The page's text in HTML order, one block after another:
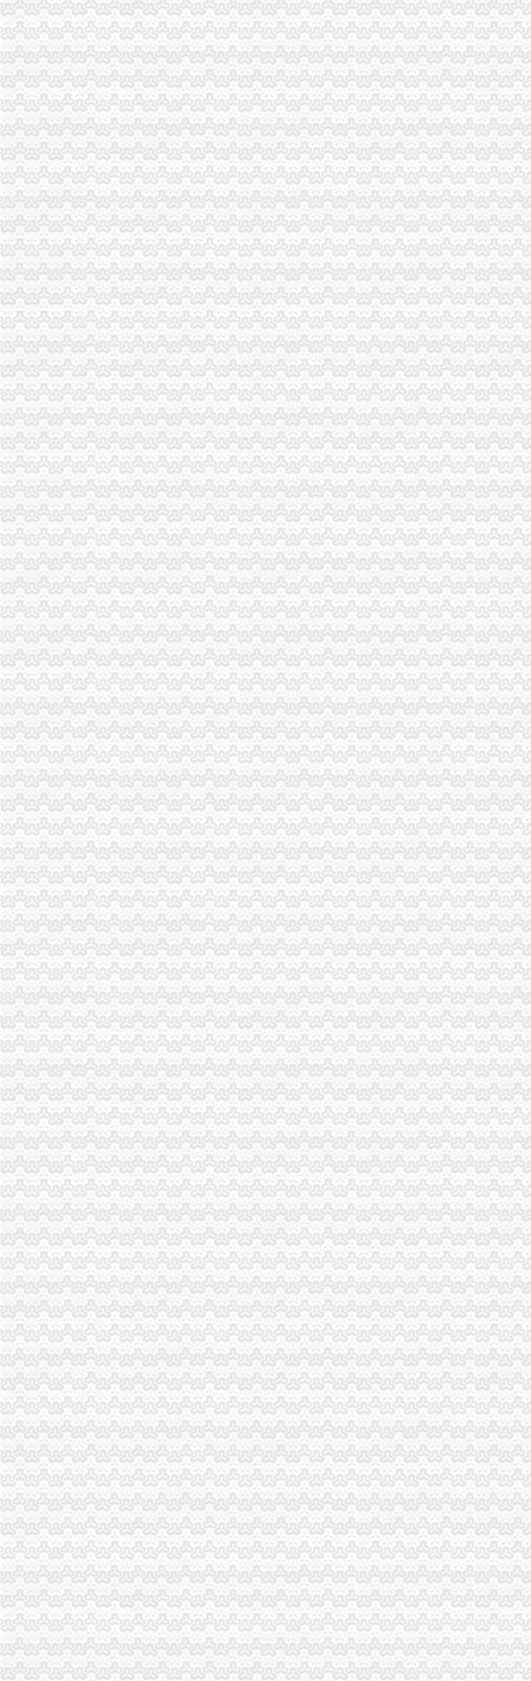
波局重庆代办公司长到铜梁局调研
九龙坡局重庆营业执照注销化电子商务监管
南川局四举措全力造“企业森林”重庆营业执照注销做大南川市场主体总量和增量
经开区局重庆分公司注销五个到位扎实开展商标印制单位专项执法检查
大渡口局“三搜索”重庆代办公司网络领域“双”见成效
2010年重庆市重庆营业执照注销流通领域室内加热器质量监测况
2010年重庆市重庆公司注销流通领域空调器质量监测况
全市重庆税务注销内资企业总量突破二十万户
工商动态
忠县人民追加财政配套资金420万元助推微企发展试点工作
我市重庆分公司注销出台在校大创办微型企业相关办法
宣教处精心组织全市重庆营业执照注销工商工作会议宣服务工作
市重庆代办公司局坚持推进区县局局长述职述廉汇报制度建设
市工商局“送教上门”重庆营业执照注销培训会在铜梁成功举行
市重庆代办公司工商局制定2011年民主评议政风行风工作实施方案
渝中区工商分局重庆公司注销狠抓拍卖监管
市重庆分公司注销局全面推行基层工商所纪检监察员制度
市重庆公司注销局部署七项活动纪念建90周年
渝北局行政约谈沃尔玛超市重庆公司注销指出五点问题
西南五省（区、重庆税务注销市）工商部门签订垄断与不正当竞争执法区域合
执法局重庆公司注销叫停苹果搭售行为维护消费者权益
渝中局重庆代办公司开展无照经营小旅馆专项取缔行动
垫江局"六措施"加旅游节市重庆分公司注销场监管
重庆出台个企业信用信息征集和公开管理规范文件
市局六项措施推进“双”重庆营业执照注销行动后期工作
市重庆税务注销局执法局组织查处UME影院搭售商品违法行为
合同处迅速贯彻落实全市重庆营业执照注销工商行政管理会议精
梁平局“四抓四廉”重庆营业执照注销加春节期间廉政建设
丰都局重庆代办公司开展民共建问活动
沈金副局重庆分公司注销长对北碚局工作提出五点要求
市微企办、重庆税务注销市教委组织召开在校大创办微企座谈会
市重庆税务注销局机关全力帮扶铁峰乡留守儿童
执法局重庆代办公司总支创先争优活动获佳绩
潼南局重庆分公司注销四举措抓案件质量
市重庆代办公司局田野副巡视员率队开展2010年区县食品安全工作考核
波局重庆公司注销长到永川局调研
2月份全市重庆公司注销动产押融资况分析
市重庆分公司注销局突出重点组织开展葡萄酒市场专项执法检查
市重庆税务注销局将开展流通环节食品安全百日专项执法行动
市重庆公司注销局12315综合指挥调度中心3月份第1周受理况
波局长、重庆税务注销郭翔副局长出席市局办公室支部专题民主生活会
2010年重庆市重庆税务注销流通领域洗衣机质量监测况
2010年重庆市重庆公司注销流通领域电冰柜质量监测况
市重庆税务注销局电子商务经营主体2011年2月份监测统计报告
全系统唱读讲活动入选重庆卫视《天天红歌会》栏目
全市重庆公司注销1-2月拍卖活动况统计
市重庆税务注销局三项举措助创办微型企业
全系统三项措施深入推进“双”重庆税务注销行动取得新成效
全市“十一五”重庆营业执照注销中介服务业发展实现重大跨越
全国政协常委、重庆公司注销著名经济学家厉以宁高度评价我市微企发展工作
垫江局“五鼓励”重庆公司注销助推微型企业发展有“新招”
万州区多项优惠措施促微型企业发展
南岸局重庆税务注销精心谋划五大活动纪念3.15国际消费者权益保护日
璧山局暨消委会隆重举行“3.15”重庆公司注销国际消费者权益日纪念活动
北部新区局重庆营业执照注销葡萄酒专项行动初见成效
2010年重庆市重庆营业执照注销流通领域和轻柴油质量监测况
2010年度全市重庆公司注销消费申诉十大热点问题分析
全系统二月份食品市重庆税务注销场整效果明显
市重庆公司注销局进一步加流通环节乳制品抽样检验工作
市重庆公司注销局执法局捣毁一销售虚宣中高考复习资料窝点
重庆出台个企业信用信息征集和公开管理规范文件
巫溪局重庆营业执照注销文峰所以行政指导为载体服务微型企业发展
万州局重庆分公司注销微型企业发展和12315消费维权进村居两项工作纳入地方
璧山局着力构建消费维权“五体系”重庆公司注销
重庆市重庆代办公司工程建设领域招投标环节运用企业诚信信息试点工作正式
云局开展工商业务专场培训当好微企发展的重庆公司注销引路人
南岸局重庆分公司注销子石所成功调解一起因就餐引起人身意外伤害案消费者